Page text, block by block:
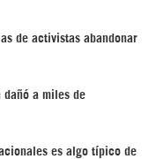
de activistas abandonar
dañó a miles de
es algo típico de